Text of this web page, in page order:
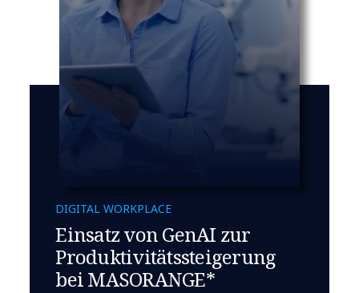
DIGITAL WORKPLACE
Einsatz von GenAI zur
Produktivitätssteigerung
bei MASORANGE*